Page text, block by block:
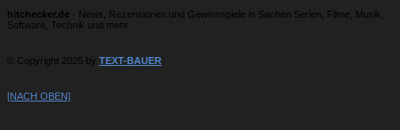
hitchecker.de - News, Rezensionen und Gewinnspiele in Sachen Serien, Filme, Musik,
Software, Technik und mehr
© Copyright 2025 by TEXT-BAUER
[NACH OBEN]